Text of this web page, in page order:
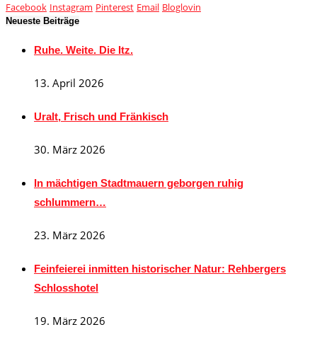
Facebook Instagram Pinterest Email Bloglovin
Neueste Beiträge
Ruhe. Weite. Die Itz.
13. April 2026
Uralt, Frisch und Fränkisch
30. März 2026
In mächtigen Stadtmauern geborgen ruhig
schlummern…
23. März 2026
Feinfeierei inmitten historischer Natur: Rehbergers
Schlosshotel
19. März 2026